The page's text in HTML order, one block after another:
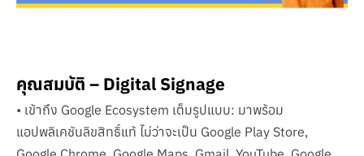
คุณสมบัติ – Digital Signage
• เข้าถึง Google Ecosystem เต็มรูปแบบ: มาพร้อม
แอปพลิเคชันลิขสิทธิ์แท้ ไม่ว่าจะเป็น Google Play Store,